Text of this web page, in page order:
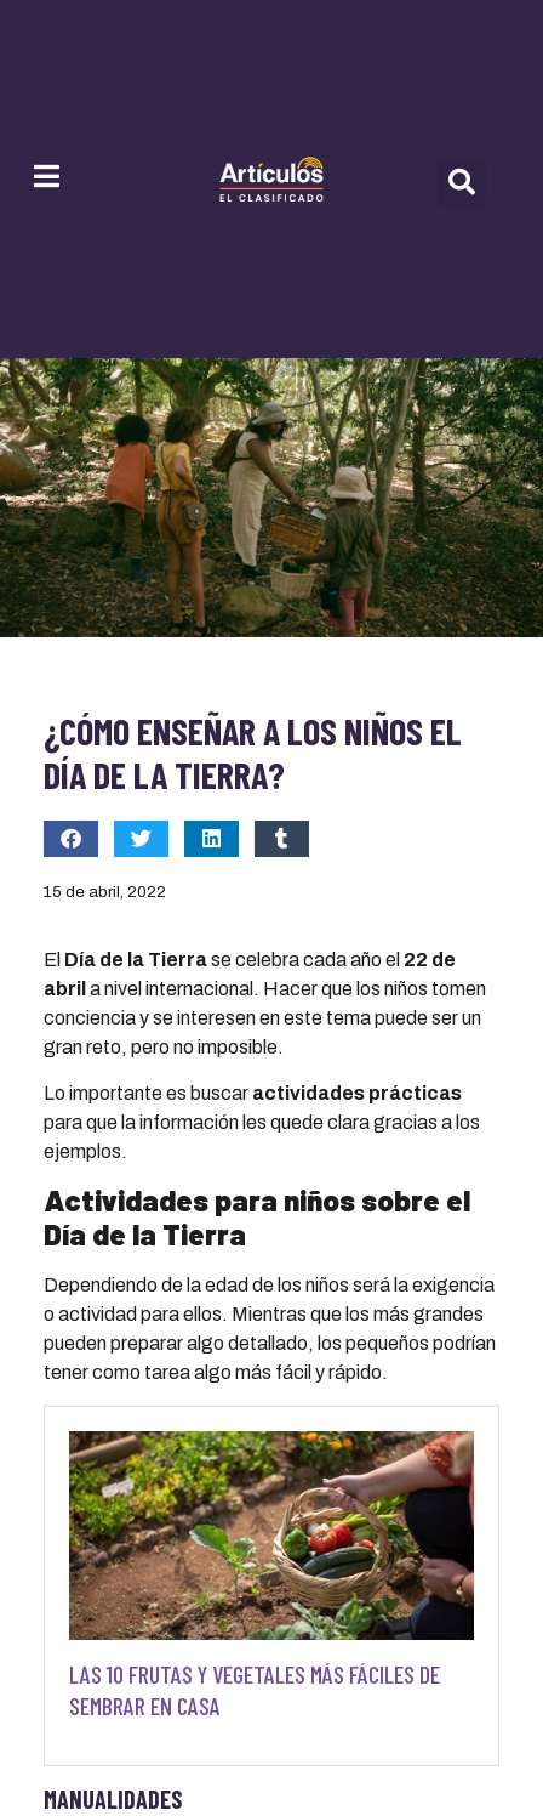
¿CÓMO ENSEÑAR A LOS NIÑOS EL
DÍA DE LA TIERRA?
15 de abril, 2022
El Día de la Tierrase celebra cada año el 22 de
abril a nivel internacional. Hacer que los niños tomen
conciencia y se interesen en este tema puede ser un
gran reto, pero no imposible.
Lo importante es buscar actividades prácticas
para que la información les quede clara gracias a los
ejemplos.
Actividades para niños sobre el
Día de la Tierra
Dependiendo de la edad de los niños será la exigencia
o actividad para ellos. Mientras que los más grandes
pueden preparar algo detallado, los pequeños podrían
tener como tarea algo más fácil y rápido.
LAS 10 FRUTAS Y VEGETALES MÁS FÁCILES DE
SEMBRAR EN CASA
MANUALIDADES